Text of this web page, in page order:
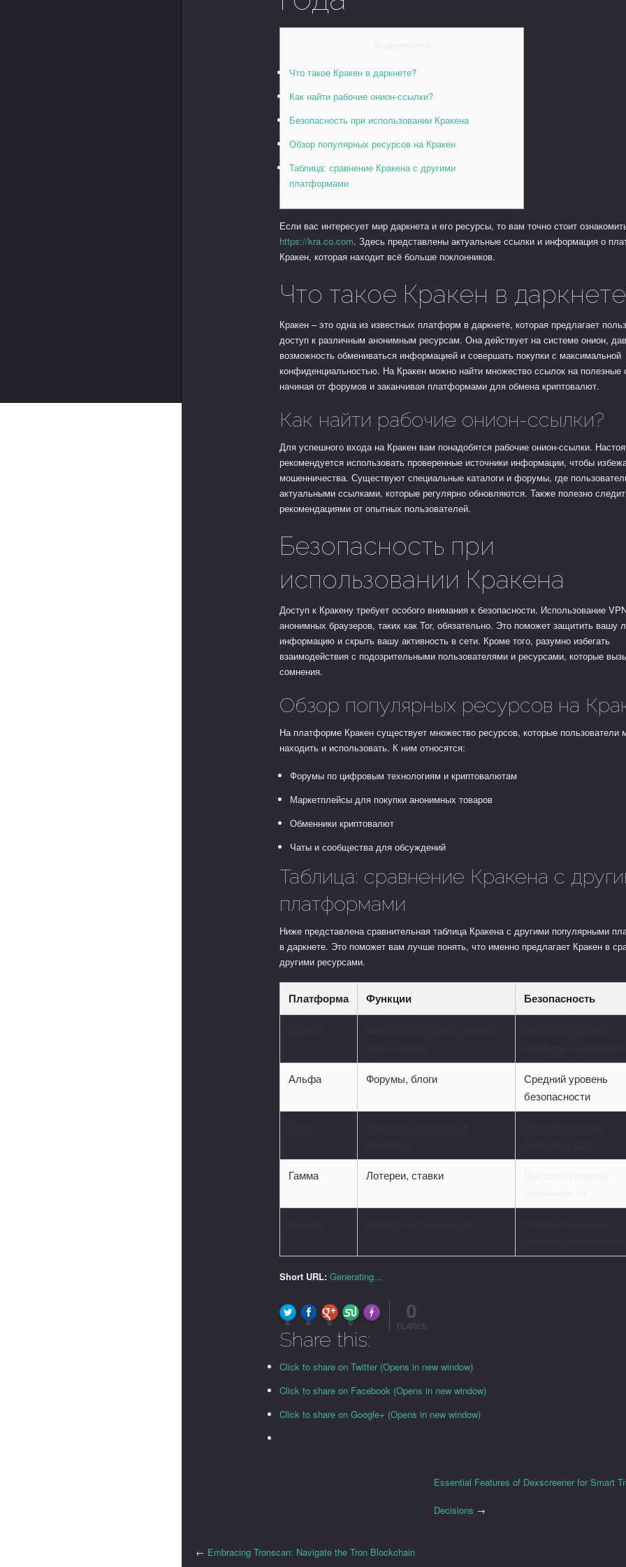
Что такое Кракен в даркнете?
Как найти рабочие онион-ссылки?
Безопасность при использовании Кракена
Обзор популярных ресурсов на Кракен
Таблица: сравнение Кракена с другими
платформами
Если вас интересует мир даркнета и его ресурсы, то вам точно стоит
https://kra.co.com. Здесь представлены актуальные ссылки и информация о
Кракен, которая находит всё больше поклонников.
Что такое Кракен в
Кракен – это одна из известных платформ в даркнете, которая предлагает
доступ к различным анонимным ресурсам. Она действует на системе онион,
возможность обмениваться информацией и совершать покупки с максимальной
конфиденциальностью. На Кракен можно найти множество ссылок на полезные
начиная от форумов и заканчивая платформами для обмена криптовалют.
Как найти рабочие онион-ссылки?
Для успешного входа на Кракен вам понадобятся рабочие онион-ссылки.
рекомендуется использовать проверенные источники информации, чтобы
мошенничества. Существуют специальные каталоги и форумы, где
актуальными ссылками, которые регулярно обновляются. Также полезно
рекомендациями от опытных пользователей.
Безопасность при
использовании Кракена
Доступ к Кракену требует особого внимания к безопасности. Использование
анонимных браузеров, таких как Tor, обязательно. Это поможет защитить вашу
информацию и скрыть вашу активность в сети. Кроме того, разумно избегать
взаимодействия с подозрительными пользователями и ресурсами, которые
сомнения.
Обзор популярных ресурсов на
На платформе Кракен существует множество ресурсов, которые пользователи
находить и использовать. К ним относятся:
Форумы по цифровым технологиям и криптовалютам
Маркетплейсы для покупки анонимных товаров
Обменники криптовалют
Чаты и сообщества для обсуждений
Таблица: сравнение Кракена с
платформами
Ниже представлена сравнительная таблица Кракена с другими популярными
в даркнете. Это поможет вам лучше понять, что именно предлагает Кракен в
другими ресурсами.
Платформа Функции Безопасность
Альфа Форумы, блоги
Средний уровень
безопасности
Гамма Лотереи, ставки
Short URL: Generating...
0 0 0 0
Made with FLARE
0
FLARES
Share this:
Click to share on Twitter (Opens in new window)
Click to share on Facebook (Opens in new window)
Click to share on Google+ (Opens in new window)
Essential Features of Dexscreener for Smart
Decisions →
← Embracing Tronscan: Navigate the Tron Blockchain